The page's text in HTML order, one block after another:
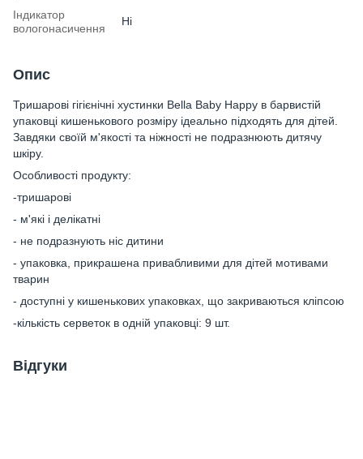
Індикатор
вологонасичення
Ні
Опис
Тришарові гігієнічні хустинки Bella Baby Happy в барвистій
упаковці кишенькового розміру ідеально підходять для дітей.
Завдяки своїй м'якості та ніжності не подразнюють дитячу
шкіру.
Особливості продукту:
-тришарові
- м'які і делікатні
- не подразнують ніс дитини
- упаковка, прикрашена привабливими для дітей мотивами
тварин
- доступні у кишенькових упаковках, що закриваються кліпсою
-кількість серветок в одній упаковці: 9 шт.
Відгуки